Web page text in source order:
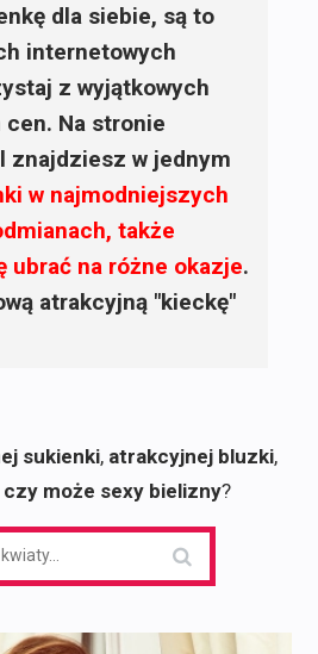
dla siebie, są to
internetowych
z wyjątkowych
Na stronie
znajdziesz w jednym
w najmodniejszych
także
ubrać na różne okazje.
atrakcyjną "kieckę"
sukienki, atrakcyjnej bluzki,
czy może sexy bielizny?